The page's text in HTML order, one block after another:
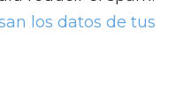
los datos de tus